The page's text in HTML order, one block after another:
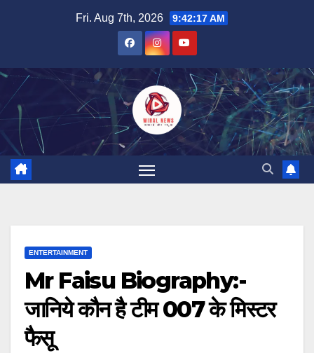
Fri. Aug 7th, 2026 9:42:19 AM
ENTERTAINMENT
Mr Faisu Biography:-
जानिये कौन है टीम 007 के मिस्टर
फैसू